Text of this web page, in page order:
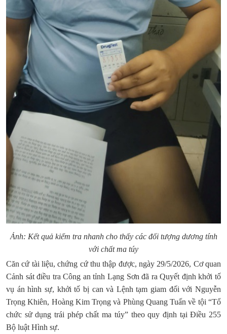
Ảnh: Kết quả kiểm tra nhanh cho thấy các đối tượng dương tính
với chất ma túy
Căn cứ tài liệu, chứng cứ thu thập được, ngày 29/5/2026, Cơ quan
Cảnh sát điều tra Công an tỉnh Lạng Sơn đã ra Quyết định khởi tố
vụ án hình sự, khởi tố bị can và Lệnh tạm giam đối với Nguyễn
Trọng Khiên, Hoàng Kim Trọng và Phùng Quang Tuấn về tội “Tổ
chức sử dụng trái phép chất ma túy” theo quy định tại Điều 255
Bộ luật Hình sự.